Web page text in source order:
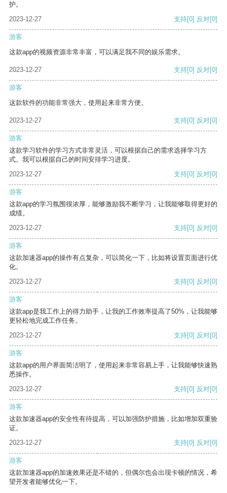
护。
2023-12-27
支持[0] 反对[0]
游客
这款app的视频资源非常丰富，可以满足我不同的娱乐需求。
2023-12-27 支持[0] 反对[0]
游客
这款软件的功能非常强大，使用起来非常方便。
2023-12-27 支持[0] 反对[0]
游客
这款学习软件的学习方式非常灵活，可以根据自己的需求选择学习方
式。我可以根据自己的时间安排学习进度。
2023-12-27
支持[0] 反对[0]
游客
这款app的学习氛围很浓厚，能够激励我不断学习，让我能够取得更好的
成绩。
2023-12-27
支持[0] 反对[0]
游客
这款加速器app的操作有点复杂，可以简化一下，比如将设置页面进行优
化。
2023-12-27
支持[0] 反对[0]
游客
这款app是我工作上的得力助手，让我的工作效率提高了50%，让我能够
更轻松地完成工作任务。
2023-12-27
支持[0] 反对[0]
游客
这款app的用户界面简洁明了，使用起来非常容易上手，让我能够快速熟
悉操作。
2023-12-27
支持[0] 反对[0]
游客
这款加速器app的安全性有待提高，可以加强防护措施，比如增加双重验
证。
2023-12-27
支持[0] 反对[0]
游客
这款加速器app的加速效果还是不错的，但偶尔也会出现卡顿的情况，希
望开发者能够优化一下。